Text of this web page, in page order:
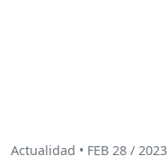
Actualidad • FEB 28 / 2023